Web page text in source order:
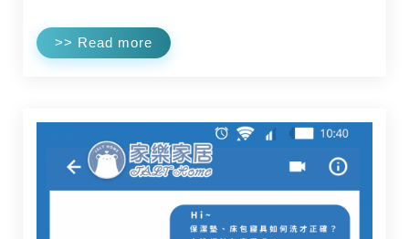
>> Read more